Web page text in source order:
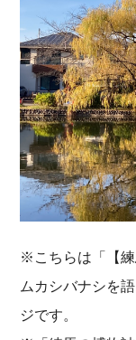
※こちらは「【
ムカシバナシを
ジです。